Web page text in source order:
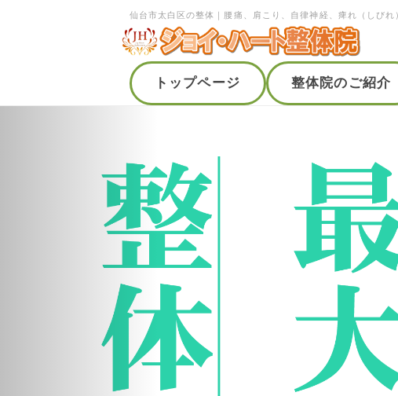
仙台市太白区の整体｜腰痛、肩こり、自律神経、痺れ（しび
トップページ 整体院のご紹介